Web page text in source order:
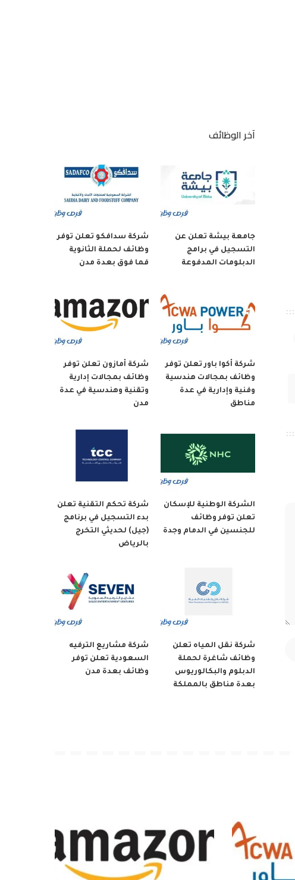
آخر الوظائف
جامعة بيشة تعلن عن
التسجيل في برامج
الدبلومات المدفوعة
شركة سدافكو تعلن توفر
وظائف لحملة الثانوية
فما فوق بعدة مدن
شركة أكوا باور تعلن توفر
وظائف بمجالات هندسية
وفنية وإدارية في عدة
مناطق
شركة أمازون تعلن توفر
وظائف بمجالات إدارية
وتقنية وهندسية في عدة
مدن
الشركة الوطنية للإسكان
تعلن توفر وظائف
للجنسين في الدمام وجدة
شركة تحكم التقنية تعلن
بدء التسجيل في برنامج
(جيل) لحديثي التخرج
بالرياض
شركة نقل المياه تعلن
وظائف شاغرة لحملة
الدبلوم والبكالوريوس
بعدة مناطق بالمملكة
شركة مشاريع الترفيه
السعودية تعلن توفر
وظائف بعدة مدن